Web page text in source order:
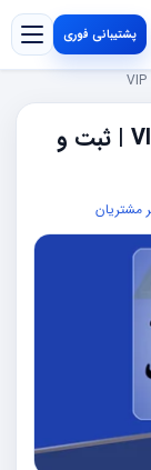
پشتیبانی فوری
ارسال اظهارنامه مالیات بر مشاغل VIP | ثبت و